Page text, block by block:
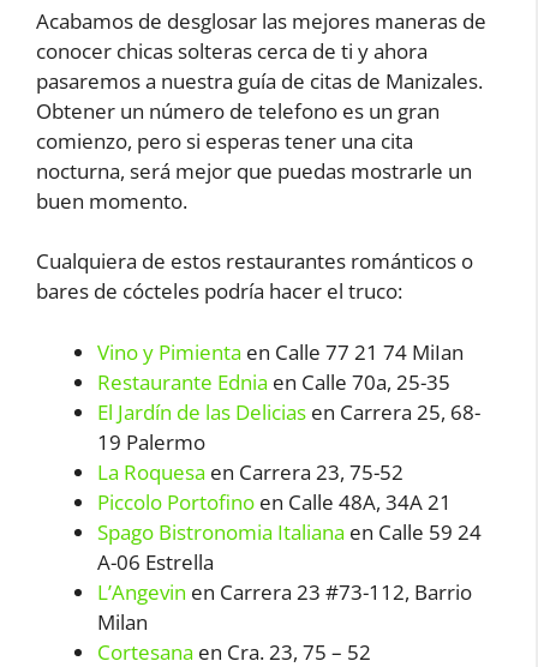
Acabamos de desglosar las mejores maneras de
conocer chicas solteras cerca de ti y ahora
pasaremos a nuestra guía de citas de Manizales.
Obtener un número de telefono es un gran
comienzo, pero si esperas tener una cita
nocturna, será mejor que puedas mostrarle un
buen momento.
Cualquiera de estos restaurantes románticos o
bares de cócteles podría hacer el truco:
Vino y Pimienta en Calle 77 21 74 MiIan
Restaurante Ednia en Calle 70a, 25-35
El Jardín de las Delicias en Carrera 25, 68-
19 Palermo
La Roquesa en Carrera 23, 75-52
Piccolo Portofino en Calle 48A, 34A 21
Spago Bistronomia Italiana en Calle 59 24
A-06 Estrella
L’Angevin en Carrera 23 #73-112, Barrio
Milan
Cortesana en Cra. 23, 75 – 52